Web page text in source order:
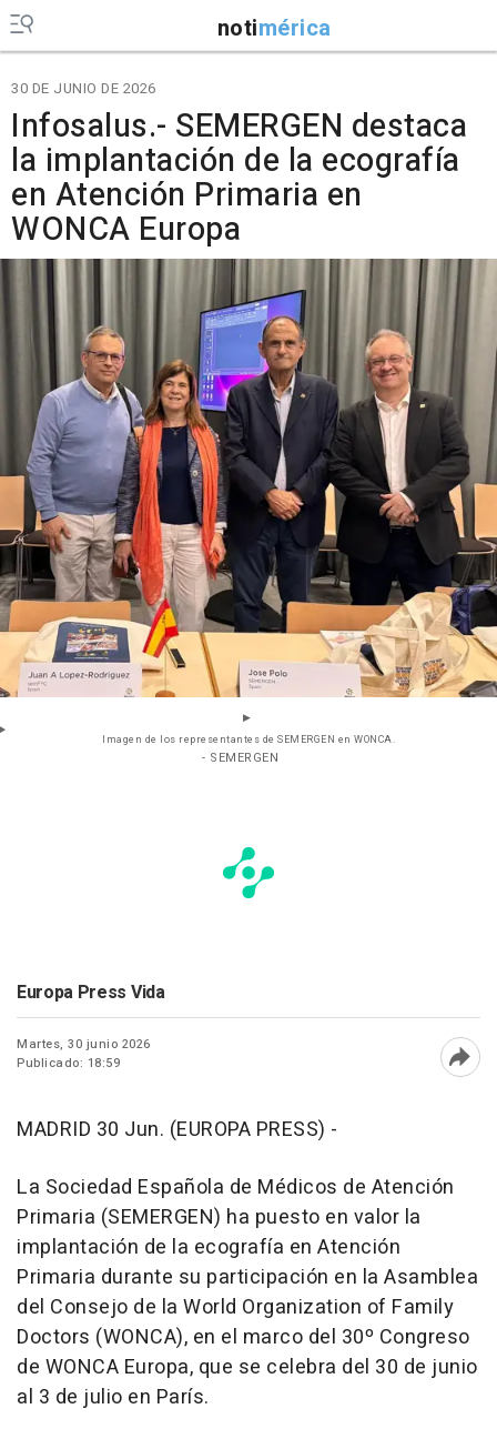
notimérica
30 DE JUNIO DE 2026
Infosalus.- SEMERGEN destaca
la implantación de la ecografía
en Atención Primaria en
WONCA Europa
Imagen de los representantes de SEMERGEN en WONCA.
- SEMERGEN
Europa Press Vida
Martes, 30 junio 2026
Publicado: 18:59
MADRID 30 Jun. (EUROPA PRESS) -
La Sociedad Española de Médicos de Atención
Primaria (SEMERGEN) ha puesto en valor la
implantación de la ecografía en Atención
Primaria durante su participación en la Asamblea
del Consejo de la World Organization of Family
Doctors (WONCA), en el marco del 30º Congreso
de WONCA Europa, que se celebra del 30 de junio
al 3 de julio en París.